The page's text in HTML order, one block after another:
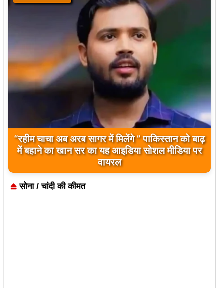
“रहीम चाचा अब अरब सागर में मिलेंगे ” पाकिस्तान को बाढ़
में बहाने का खान सर का यह आइडिया सोशल मीडिया पर
वायरल
सोना / चांदी की कीमत